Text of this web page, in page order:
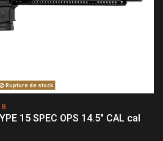
Rupture de stock
15 SPEC OPS 14.5" CAL cal